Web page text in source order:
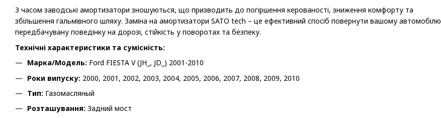
З часом заводські амортизатори зношуються, що призводить до погіршення керованості, зниження комфорту та
збільшення гальмівного шляху. Заміна на амортизатори SATO tech – це ефективний спосіб повернути вашому автомобілю
передбачувану поведінку на дорозі, стійкість у поворотах та безпеку.
Технічні характеристики та сумісність:
Марка/Модель: Ford FIESTA V (JH_, JD_) 2001-2010
Роки випуску: 2000, 2001, 2002, 2003, 2004, 2005, 2006, 2007, 2008, 2009, 2010
Тип: Газомасляный
Розташування: Задний мост